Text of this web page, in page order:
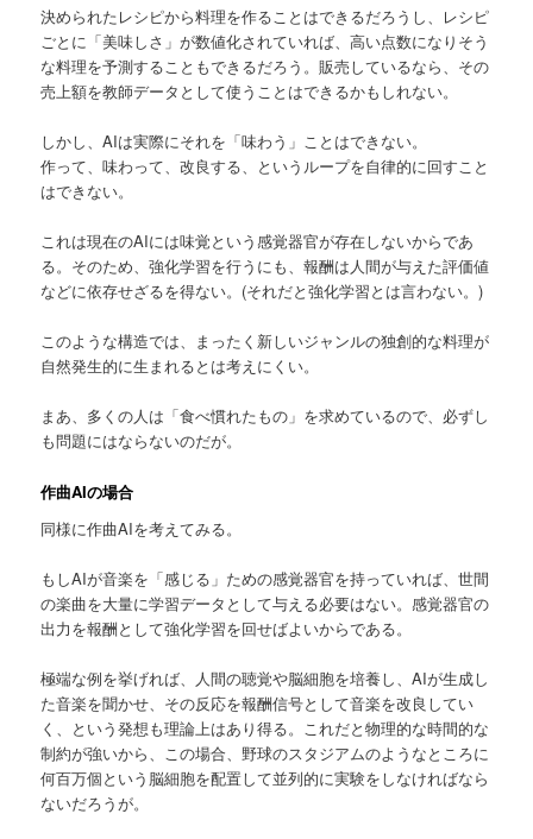
決められたレシピから料理を作ることはできるだろうし、レシピ
ごとに「美味しさ」が数値化されていれば、高い点数になりそう
な料理を予測することもできるだろう。販売しているなら、その
売上額を教師データとして使うことはできるかもしれない。
しかし、AIは実際にそれを「味わう」ことはできない。
作って、味わって、改良する、というループを自律的に回すこと
はできない。
これは現在のAIには味覚という感覚器官が存在しないからであ
る。そのため、強化学習を行うにも、報酬は人間が与えた評価値
などに依存せざるを得ない。(それだと強化学習とは言わない。)
このような構造では、まったく新しいジャンルの独創的な料理が
自然発生的に生まれるとは考えにくい。
まあ、多くの人は「食べ慣れたもの」を求めているので、必ずし
も問題にはならないのだが。
作曲AIの場合
同様に作曲AIを考えてみる。
もしAIが音楽を「感じる」ための感覚器官を持っていれば、世間
の楽曲を大量に学習データとして与える必要はない。感覚器官の
出力を報酬として強化学習を回せばよいからである。
極端な例を挙げれば、人間の聴覚や脳細胞を培養し、AIが生成し
た音楽を聞かせ、その反応を報酬信号として音楽を改良してい
く、という発想も理論上はあり得る。これだと物理的な時間的な
制約が強いから、この場合、野球のスタジアムのようなところに
何百万個という脳細胞を配置して並列的に実験をしなければなら
ないだろうが。